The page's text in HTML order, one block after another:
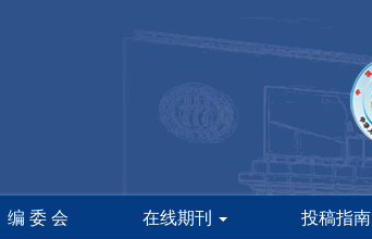
编 委 会 在线期刊 投稿指南